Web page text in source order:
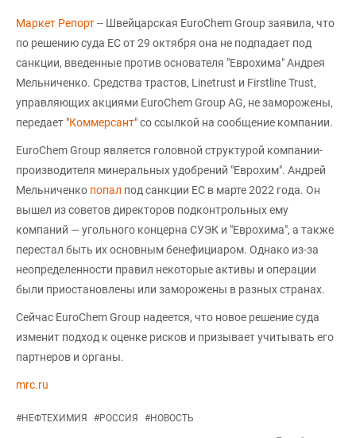
Маркет Репорт-- Швейцарская EuroChem Group заявила, что
по решению суда ЕС от 29 октября она не подпадает под
санкции, введенные против основателя "Еврохима" Андрея
Мельниченко. Средства трастов, Linetrust и Firstline Trust,
управляющих акциями EuroChem Group AG, не заморожены,
передает "Коммерсант" со ссылкой на сообщение компании.
EuroChem Group является головной структурой компании-
производителя минеральных удобрений "Еврохим". Андрей
Мельниченко попал под санкции ЕС в марте 2022 года. Он
вышел из советов директоров подконтрольных ему
компаний — угольного концерна СУЭК и "Еврохима", а также
перестал быть их основным бенефициаром. Однако из-за
неопределенности правил некоторые активы и операции
были приостановлены или заморожены в разных странах.
Сейчас EuroChem Group надеется, что новое решение суда
изменит подход к оценке рисков и призывает учитывать его
партнеров и органы.
mrc.ru
#НЕФТЕХИМИЯ #РОССИЯ #НОВОСТЬ